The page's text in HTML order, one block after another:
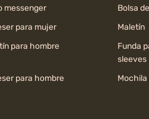
messenger
Bolsa
para mujer
Maletín
para hombre
Funda
sleeves
para hombre